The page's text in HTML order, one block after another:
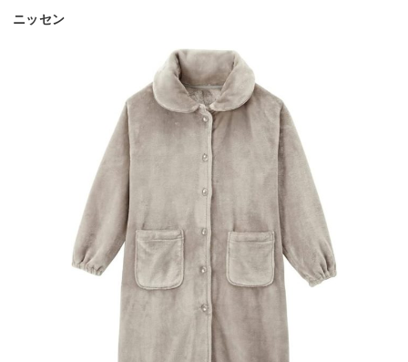
ニッセン